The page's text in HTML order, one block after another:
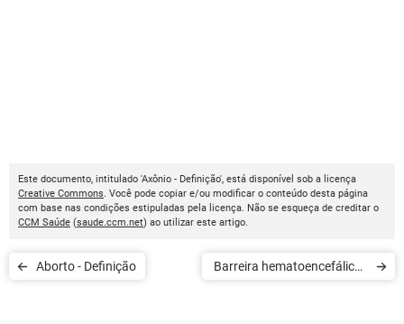
Este documento, intitulado 'Axônio - Definição', está disponível sob a licença
Creative Commons. Você pode copiar e/ou modificar o conteúdo desta página
com base nas condições estipuladas pela licença. Não se esqueça de creditar o
CCM Saúde (saude.ccm.net) ao utilizar este artigo.
Aborto - Definição
Barreira hematoencefálica -